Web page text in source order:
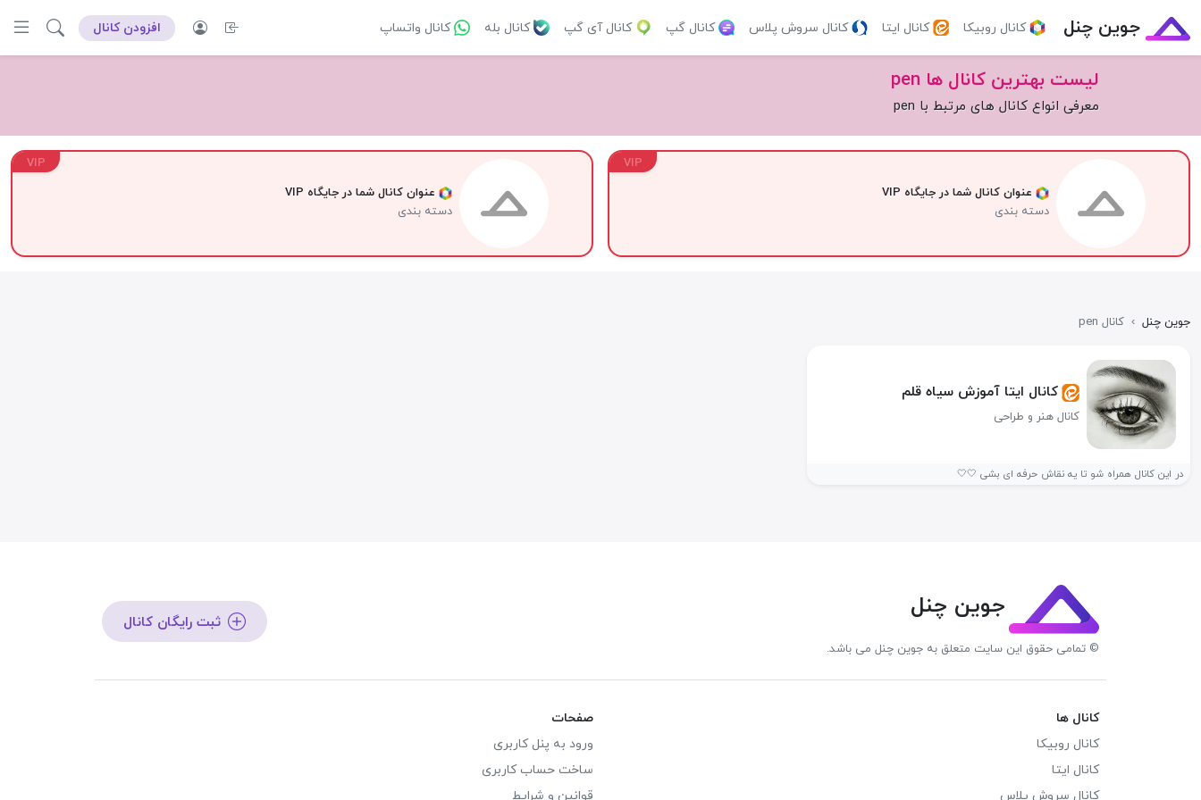
جوین چنل کانال روبیکا کانال ایتا کانال سروش پلاس کانال گپ کانال آی گپ کانال بله کانال واتساپ افزودن کانال
لیست بهترین کانال ها pen
معرفی انواع کانال های مرتبط با pen
VIP
عنوان کانال شما در جایگاه VIP
دسته بندی
VIP
عنوان کانال شما در جایگاه VIP
دسته بندی
جوین چنل › کانال pen
کانال ایتا آموزش سیاه قلم
کانال هنر و طراحی
در این کانال همراه شو تا یه نقاش حرفه ای بشی 🤍🤍
جوین چنل
© تمامی حقوق این سایت متعلق به جوین چنل می باشد.
ثبت رایگان کانال
کانال ها
کانال روبیکا
کانال ایتا
کانال سروش پلاس
صفحات
ورود به پنل کاربری
ساخت حساب کاربری
قوانین و شرایط